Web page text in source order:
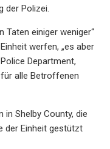
der Polizei.
Taten einiger weniger“
werfen, „es aber
Department,
alle Betroffenen
Shelby County, die
der Einheit gestützt